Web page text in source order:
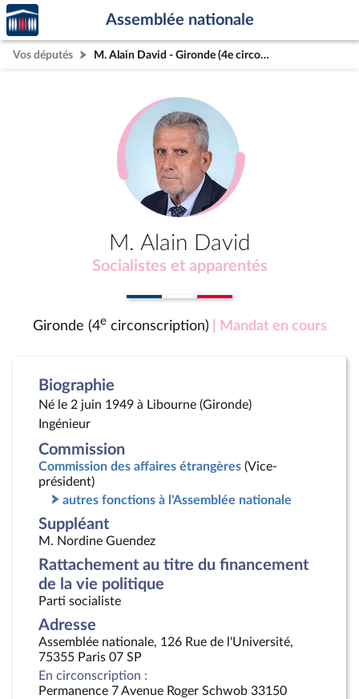
Aller au contenu
Aller en bas de la page
Accèder
à la
page
d'accueil
Assemblée nationale
Vos députés M. Alain David - Gironde (4e circonscription)
M. Alain David
Socialistes et apparentés
Gironde (4ecirconscription) | Mandat en cours
Biographie
Né le 2 juin 1949 à Libourne (Gironde)
Ingénieur
Commission
Commission des affaires étrangères (Vice-
président)
autres fonctions à l'Assemblée nationale
Suppléant
M. Nordine Guendez
Rattachement au titre du financement
de la vie politique
Parti socialiste
Adresse
Assemblée nationale, 126 Rue de l'Université,
75355 Paris 07 SP
En circonscription :
Permanence 7 Avenue Roger Schwob 33150